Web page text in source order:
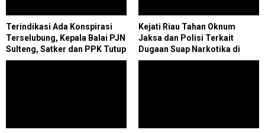
Terindikasi Ada Konspirasi
Terselubung, Kepala Balai PJN
Sulteng, Satker dan PPK Tutup
Mata dan Mulut
Kejati Riau Tahan Oknum
Jaksa dan Polisi Terkait
Dugaan Suap Narkotika di
Rutan Bengkalis